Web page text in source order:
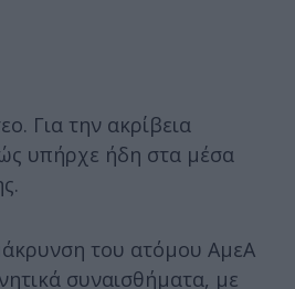
Για την ακρίβεια
υπήρχε ήδη στα μέσα
του ατόμου ΑμεΑ
συναισθήματα, με